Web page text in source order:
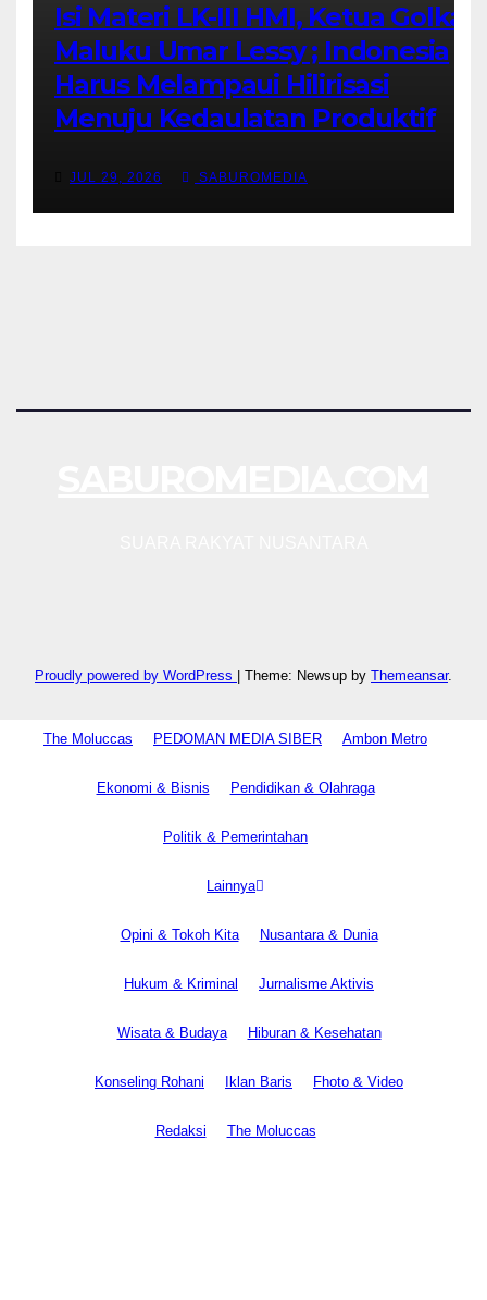
Isi Materi LK-III HMI, Ketua Golkar
Maluku Umar Lessy ; Indonesia
Harus Melampaui Hilirisasi
Menuju Kedaulatan Produktif
JUL 29, 2026 SABUROMEDIA
Proudly powered by WordPress Theme: Newsup by Themeansar.
The Moluccas PEDOMAN MEDIA SIBER Ambon Metro
Ekonomi & Bisnis Pendidikan & Olahraga
Politik & Pemerintahan
Lainnya
Opini & Tokoh Kita Nusantara & Dunia
Hukum & Kriminal Jurnalisme Aktivis
Wisata & Budaya Hiburan & Kesehatan
Konseling Rohani Iklan Baris Fhoto & Video
Redaksi The Moluccas